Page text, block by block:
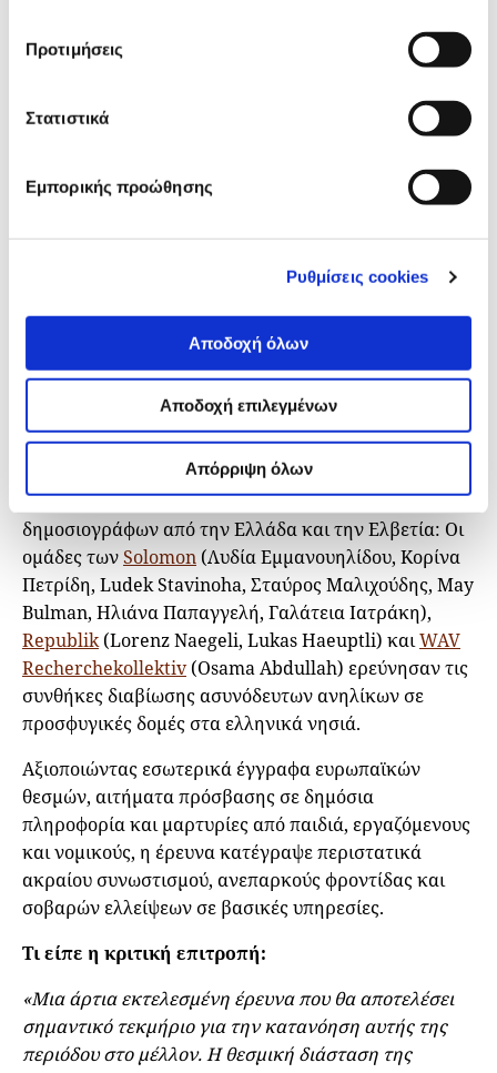
Προτιμήσεις
Στατιστικά
Εμπορικής προώθησης
Ρυθμίσεις cookies
Αποδοχή όλων
Αποδοχή επιλεγμένων
Απόρριψη όλων
Το βραβείο Μεταναστευτικής Δημοσιογραφίας
απονεμήθηκε σε μια διασυνοριακή συνεργασία
δημοσιογράφων από την Ελλάδα και την Ελβετία: Oι
ομάδες τωνSolomon (Λυδία Εμμανουηλίδου, Κορίνα
Πετρίδη, Ludek Stavinoha, Σταύρος Μαλιχούδης, May
Bulman, Ηλιάνα Παπαγγελή, Γαλάτεια Ιατράκη),
Republik(Lorenz Naegeli, Lukas Haeuptli) καιWAV
Recherchekollektiv(Osama Abdullah) ερεύνησαν τις
συνθήκες διαβίωσης ασυνόδευτων ανηλίκων σε
προσφυγικές δομές στα ελληνικά νησιά.
Αξιοποιώντας εσωτερικά έγγραφα ευρωπαϊκών
θεσμών, αιτήματα πρόσβασης σε δημόσια
πληροφορία και μαρτυρίες από παιδιά, εργαζόμενους
και νομικούς, η έρευνα κατέγραψε περιστατικά
ακραίου συνωστισμού, ανεπαρκούς φροντίδας και
σοβαρών ελλείψεων σε βασικές υπηρεσίες.
Τι είπε η κριτική επιτροπή:
«Μια άρτια εκτελεσμένη έρευνα που θα αποτελέσει
σημαντικό τεκμήριο για την κατανόηση αυτής της
περιόδου στο μέλλον. Η θεσμική διάσταση της